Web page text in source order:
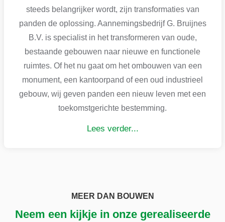
steeds belangrijker wordt, zijn transformaties van
panden de oplossing. Aannemingsbedrijf G. Bruijnes
B.V. is specialist in het transformeren van oude,
bestaande gebouwen naar nieuwe en functionele
ruimtes. Of het nu gaat om het ombouwen van een
monument, een kantoorpand of een oud industrieel
gebouw, wij geven panden een nieuw leven met een
toekomstgerichte bestemming.
Lees verder...
MEER DAN BOUWEN
Neem een kijkje in onze gerealiseerde